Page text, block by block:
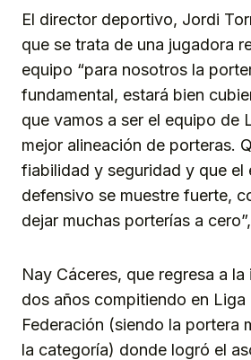
El director deportivo, Jordi
que se trata de una jugadora
equipo “para nosotros la
fundamental, estará bien
que vamos a ser el equipo de
mejor alineación de porteras.
fiabilidad y seguridad y que el
defensivo se muestre fuerte,
dejar muchas porterías a
Nay Cáceres, que regresa a
dos años compitiendo en Liga
Federación (siendo la portera
la categoría) donde logró el